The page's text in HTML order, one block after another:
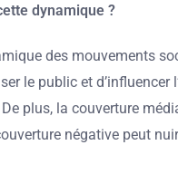
dynamique ?
des mouvements
le public et
plus, la couverture
négative peut